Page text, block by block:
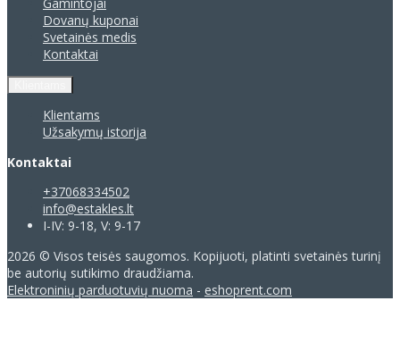
Dovanų kuponai
Svetainės medis
Kontaktai
Klientams
Užsakymų istorija
Kontaktai
+37068334502
info@estakles.lt
I-IV: 9-18, V: 9-17
2026 © Visos teisės saugomos. Kopijuoti, platinti svetainės turinį
be autorių sutikimo draudžiama.
Elektroninių parduotuvių nuoma - eshoprent.com